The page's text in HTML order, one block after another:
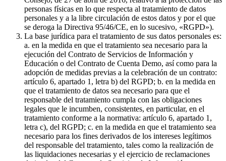
personas físicas en lo que respecta al tratamiento de datos
personales y a la libre circulación de estos datos y por el que
se deroga la Directiva 95/46/CE, en lo sucesivo, «RGPD»).
La base jurídica para el tratamiento de sus datos personales es:
a. en la medida en que el tratamiento sea necesario para la
ejecución del Contrato de Servicios de Información y
Educación o del Contrato de Cuenta Demo, así como para la
adopción de medidas previas a la celebración de un contrato:
artículo 6, apartado 1, letra b) del RGPD; b. en la medida en
que el tratamiento de datos sea necesario para que el
responsable del tratamiento cumpla con las obligaciones
legales que le incumben, consistentes, en particular, en el
tratamiento conforme a la normativa: artículo 6, apartado 1,
letra c), del RGPD; c. en la medida en que el tratamiento sea
necesario para los fines derivados de los intereses legítimos
del responsable del tratamiento, tales como la realización de
las liquidaciones necesarias y el ejercicio de reclamaciones